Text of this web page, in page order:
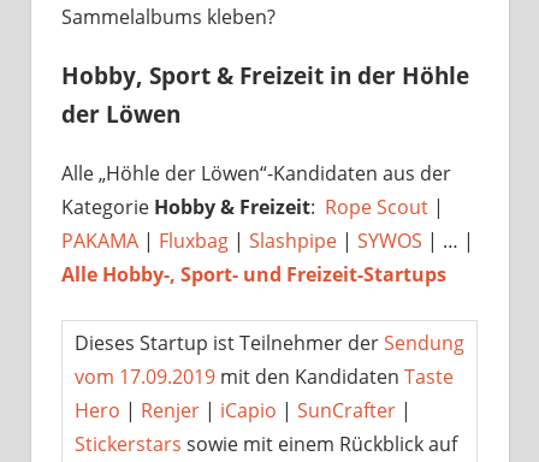
Sammelalbums kleben?
Hobby, Sport & Freizeit in der Höhle
der Löwen
Alle „Höhle der Löwen“-Kandidaten aus der
Kategorie Hobby & Freizeit: Rope Scout |
PAKAMA | Fluxbag | Slashpipe | SYWOS | … |
Alle Hobby-, Sport- und Freizeit-Startups
Dieses Startup ist Teilnehmer derSendung
vom 17.09.2019mit den Kandidaten Taste
Hero | Renjer| iCapio | SunCrafter|
Stickerstars sowie mit einem Rückblick auf